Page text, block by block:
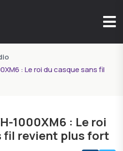
: Le roi du casque sans fil
1000XM6 : Le roi
fil revient plus fort